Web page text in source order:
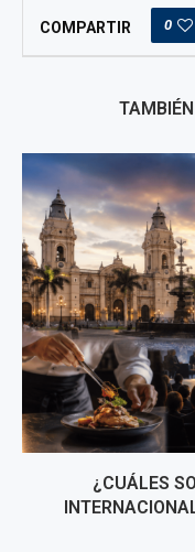
COMPARTIR 0
¿CUÁLES